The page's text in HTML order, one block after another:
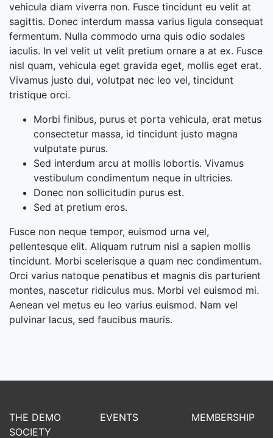
vehicula diam viverra non. Fusce tincidunt eu velit at
sagittis. Donec interdum massa varius ligula consequat
fermentum. Nulla commodo urna quis odio sodales
iaculis. In vel velit ut velit pretium ornare a at ex. Fusce
nisl quam, vehicula eget gravida eget, mollis eget erat.
Vivamus justo dui, volutpat nec leo vel, tincidunt
tristique orci.
Morbi finibus, purus et porta vehicula, erat metus
consectetur massa, id tincidunt justo magna
vulputate purus.
Sed interdum arcu at mollis lobortis. Vivamus
vestibulum condimentum neque in ultricies.
Donec non sollicitudin purus est.
Sed at pretium eros.
Fusce non neque tempor, euismod urna vel,
pellentesque elit. Aliquam rutrum nisl a sapien mollis
tincidunt. Morbi scelerisque a quam nec condimentum.
Orci varius natoque penatibus et magnis dis parturient
montes, nascetur ridiculus mus. Morbi vel euismod mi.
Aenean vel metus eu leo varius euismod. Nam vel
pulvinar lacus, sed faucibus mauris.
THE DEMO
SOCIETY
EVENTS
MEMBERSHIP